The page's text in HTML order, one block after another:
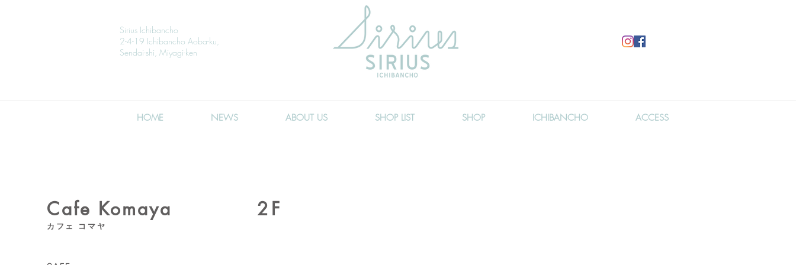
Sirius Ichibancho
2-4-19 Ichibancho Aoba-ku,
Sendai-shi, Miyagi-ken
HOME NEWS ABOUT US SHOP LIST SHOP ICHIBANCHO ACCESS
Cafe Komaya
カフェ コマヤ
2F